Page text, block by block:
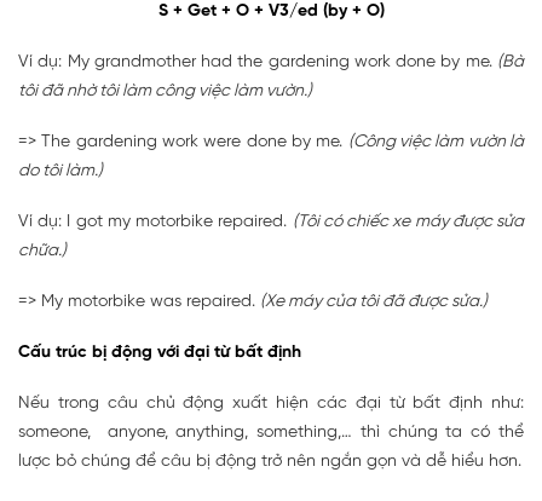
S + Get + O + V3/ed (by + O)
Ví dụ: My grandmother had the gardening work done by me. (Bà
tôi đã nhờ tôi làm công việc làm vườn.)
=> The gardening work were done by me. (Công việc làm vườn là
do tôi làm.)
Ví dụ: I got my motorbike repaired. (Tôi có chiếc xe máy được sửa
chữa.)
=> My motorbike was repaired. (Xe máy của tôi đã được sửa.)
Cấu trúc bị động với đại từ bất định
Nếu trong câu chủ động xuất hiện các đại từ bất định như:
someone, anyone, anything, something,… thì chúng ta có thể
lược bỏ chúng để câu bị động trở nên ngắn gọn và dễ hiểu hơn.